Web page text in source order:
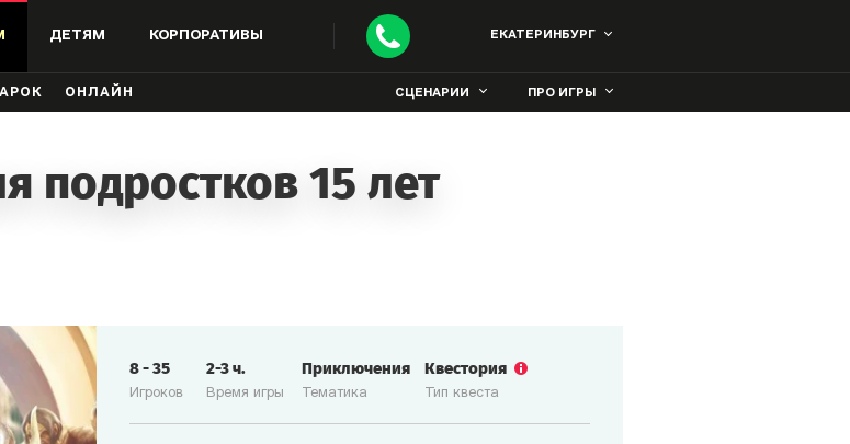
ДЕТЯМ КОРПОРАТИВЫ ЕКАТЕРИНБУРГ
ОНЛАЙН СЦЕНАРИИ ПРО ИГРЫ
подростков 15 лет
Игроков
8-35
Время игры
2-3ч.
Тематика
Приключения
Тип квеста
Квестория